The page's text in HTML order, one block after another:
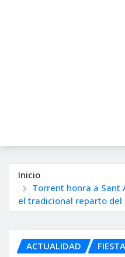
Inicio
Torrent honra a Sant
el tradicional reparto del
ACTUALIDAD